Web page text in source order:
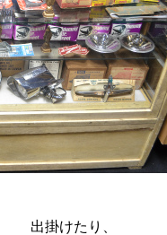
掛けたり、